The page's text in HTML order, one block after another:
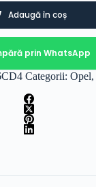
Adaugă în coș
prin WhatsApp
Categorii: Opel,